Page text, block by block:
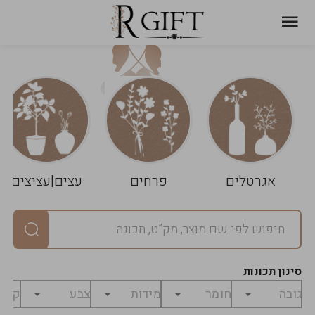
אגרטלים פרחים עצים|עציצים
סינון תכונות
עגלת
שלך
ניקוי
הסל
במארז
מחיר
לפני
₪0